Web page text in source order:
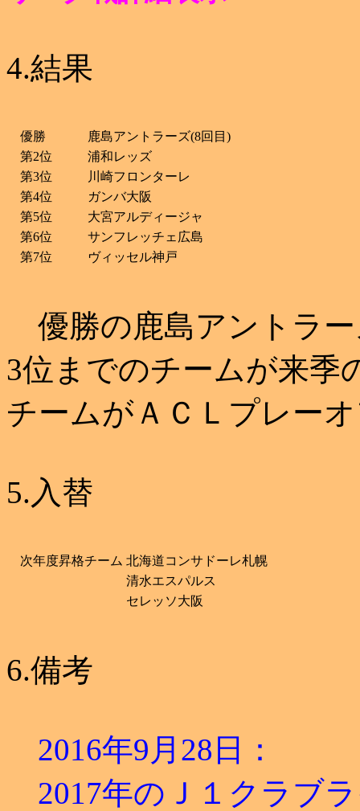
4.結果
優勝
鹿島アントラーズ(8回目)
第2位
浦和レッズ
第3位
川崎フロンターレ
第4位
ガンバ大阪
第5位
大宮アルディージャ
第6位
サンフレッチェ広島
第7位
ヴィッセル神戸
優勝の鹿島アントラ
3位までのチームが来季
チームがＡＣＬプレー
5.入替
次年度昇格チーム 北海道コンサドーレ札幌
清水エスパルス
セレッソ大阪
6.備考
2016年9月28日：
2017年のＪ１クラブ